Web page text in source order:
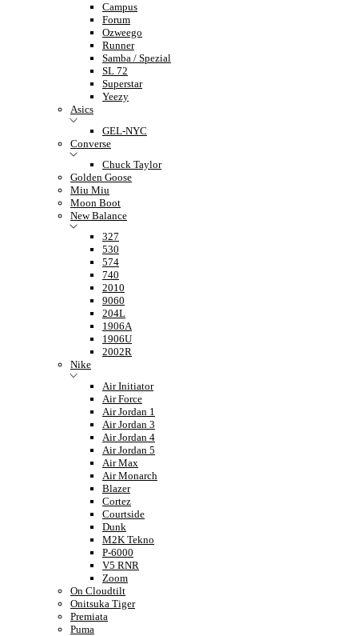
Campus
Forum
Ozweego
Runner
Samba / Spezial
SL 72
Superstar
Yeezy
Asics
GEL-NYC
Converse
Chuck Taylor
Golden Goose
Miu Miu
Moon Boot
New Balance
327
530
574
740
2010
9060
204L
1906A
1906U
2002R
Nike
Air Initiator
Air Force
Air Jordan 1
Air Jordan 3
Air Jordan 4
Air Jordan 5
Air Max
Air Monarch
Blazer
Cortez
Courtside
Dunk
M2K Tekno
P-6000
V5 RNR
Zoom
On Cloudtilt
Onitsuka Tiger
Premiata
Puma